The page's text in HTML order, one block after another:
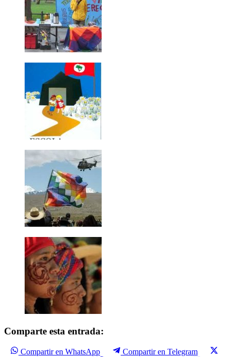
Comparte esta entrada:
Compartir en WhatsApp
Compartir en Telegram